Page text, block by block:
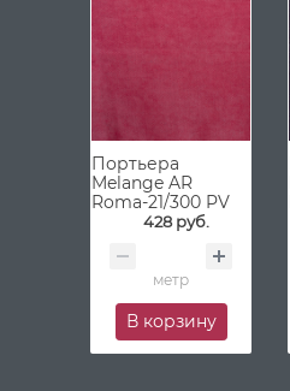
Портьера
Melange AR
Roma-21/300 PV
428 руб.
метр
В корзину